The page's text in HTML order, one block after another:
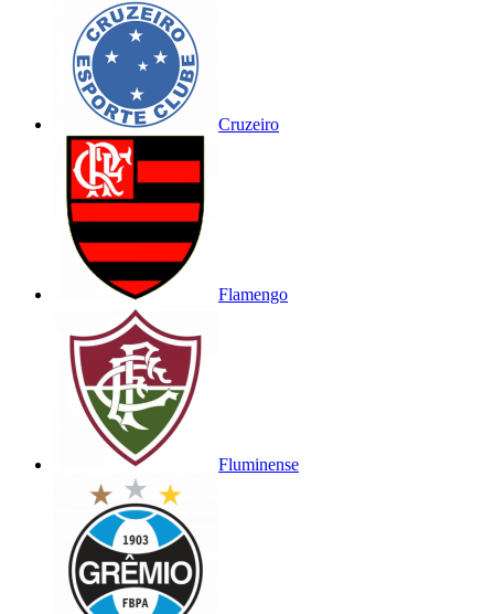
Cruzeiro
Flamengo
Fluminense